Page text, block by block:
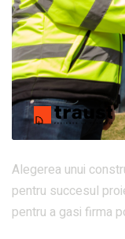
Alegerea unui
pentru succesul
pentru a gasi firma